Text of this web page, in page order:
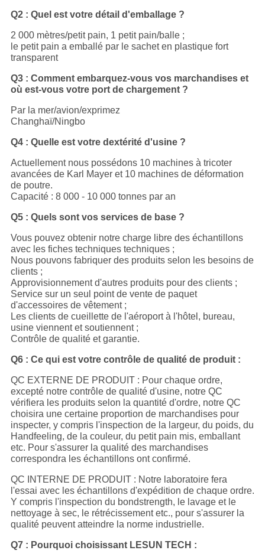
Q2 : Quel est votre détail d'emballage ?
2 000 mètres/petit pain, 1 petit pain/balle ;
le petit pain a emballé par le sachet en plastique fort
transparent
Q3 : Comment embarquez-vous vos marchandises et
où est-vous votre port de chargement ?
Par la mer/avion/exprimez
Changhaï/Ningbo
Q4 : Quelle est votre dextérité d'usine ?
Actuellement nous possédons 10 machines à tricoter
avancées de Karl Mayer et 10 machines de déformation
de poutre.
Capacité : 8 000 - 10 000 tonnes par an
Q5 : Quels sont vos services de base ?
Vous pouvez obtenir notre charge libre des échantillons
avec les fiches techniques techniques ;
Nous pouvons fabriquer des produits selon les besoins de
clients ;
Approvisionnement d'autres produits pour des clients ;
Service sur un seul point de vente de paquet
d'accessoires de vêtement ;
Les clients de cueillette de l'aéroport à l'hôtel, bureau,
usine viennent et soutiennent ;
Contrôle de qualité et garantie.
Q6 : Ce qui est votre contrôle de qualité de produit :
QC EXTERNE DE PRODUIT : Pour chaque ordre,
excepté notre contrôle de qualité d'usine, notre QC
vérifiera les produits selon la quantité d'ordre, notre QC
choisira une certaine proportion de marchandises pour
inspecter, y compris l'inspection de la largeur, du poids, du
Handfeeling, de la couleur, du petit pain mis, emballant
etc. Pour s'assurer la qualité des marchandises
correspondra les échantillons ont confirmé.
QC INTERNE DE PRODUIT : Notre laboratoire fera
l'essai avec les échantillons d'expédition de chaque ordre.
Y compris l'inspection du bondstrength, le lavage et le
nettoyage à sec, le rétrécissement etc., pour s'assurer la
qualité peuvent atteindre la norme industrielle.
Q7 : Pourquoi choisissant LESUN TECH :